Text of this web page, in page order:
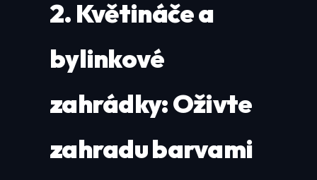
2. Květináče a
bylinkové
zahrádky: Oživte
zahradu barvami